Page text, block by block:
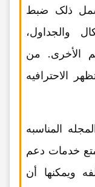
ذلک ضبط
والجداول،
الأخرى. من
الاحترافیه
المناسبه
خدمات دعم
ویمکنها أن